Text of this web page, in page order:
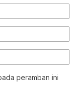
peramban ini